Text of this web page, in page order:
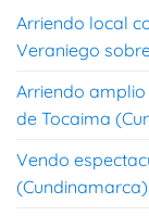
Arriendo local
Veraniego
Arriendo
de Tocaima
Vendo
(Cundinamarca)